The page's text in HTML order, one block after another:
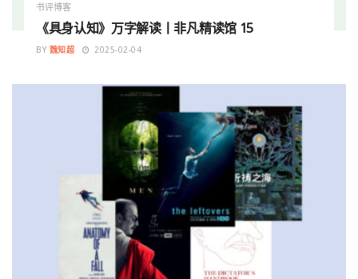
书评博客
《具身认知》万字解读丨非凡精读馆 15
BY 魏知超 2025-02-04